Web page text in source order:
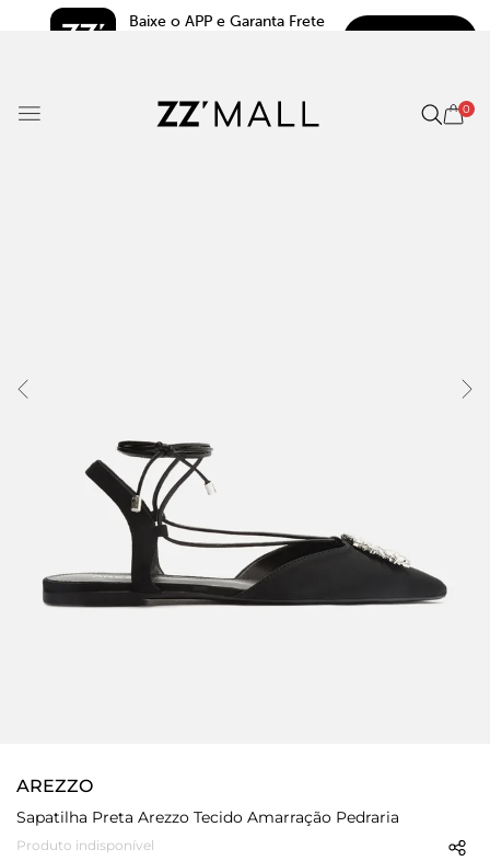
Baixe o APP e Garanta Frete
0
AREZZO
Sapatilha Preta Arezzo Tecido Amarração Pedraria
Produto indisponível